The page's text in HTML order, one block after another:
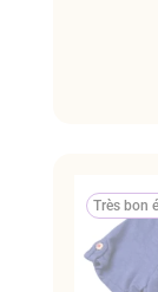
Très bon